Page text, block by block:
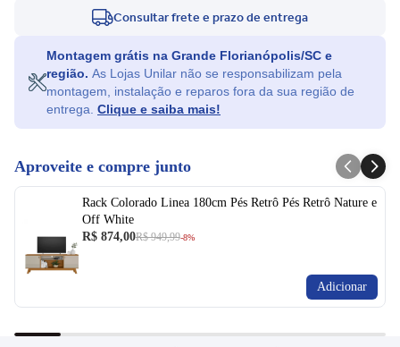
estoque, não tendo nenhum dano.
Claro! Você terá a garantia legal e de fábrica para defeitos de
fabricação.
Ficou com dúvida e não quer perder a oportunidade?
Consultar frete e prazo de entrega
Montagem grátis na Grande Florianópolis/SC e
região.
montagem, instalação e reparos fora da sua região de
entrega. Clique e saiba mais!
Aproveite e compre junto
Rack Colorado Linea 180cm Pés Retrô Pés Retrô Nature e
Off White
R$ 874,00R$ 949,99-8%
Adicionar